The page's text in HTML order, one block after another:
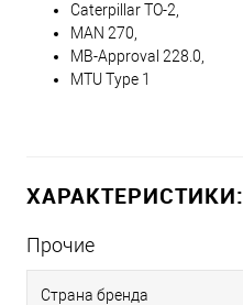
Caterpillar TO-2,
MAN 270,
MB-Approval 228.0,
MTU Type 1
ХАРАКТЕРИСТИКИ:
Прочие
Страна бренда